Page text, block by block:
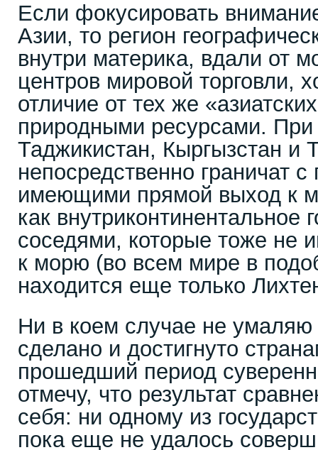
Если фокусировать
Азии, то регион
внутри материка, вдали от
центров мировой торговли,
отличие от тех же
природными ресурсами. При
Таджикистан, Кыргызстан и
непосредственно граничат с
имеющими прямой выход к
как внутриконтинентальное
соседями, которые тоже не
к морю (во всем мире в
находится еще только
Ни в коем случае не умаляю
сделано и достигнуто
прошедший период
отмечу, что результат
себя: ни одному из
пока еще не удалось